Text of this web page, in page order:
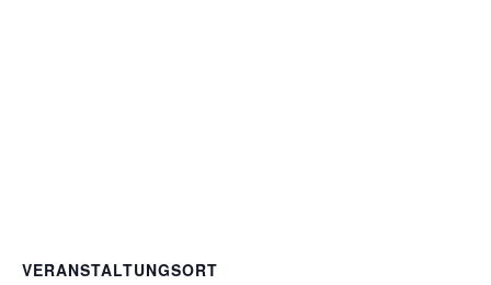
VERANSTALTUNGSORT